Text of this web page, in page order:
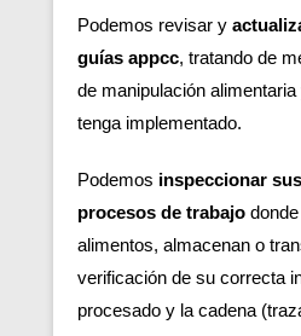
Podemos revisar y
guías appcc, tratando de
de manipulación
tenga implementado.
Podemos inspeccionar
procesos de trabajo
alimentos, almacenan o
verificación de su correcta
procesado y la cadena